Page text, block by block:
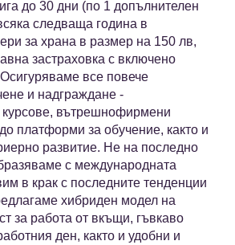
до 30 дни (по 1 допълнителен
следваща година в
за храна в размер на 150 лв,
застраховка с включено
все повече
и надграждане -
вътрешнофирмени
платформи за обучение, както и
развитие. Не на последно
с международната
в крак с последните тенденции
хибриден модел на
за работа от вкъщи, гъвкаво
ден, както и удобни и